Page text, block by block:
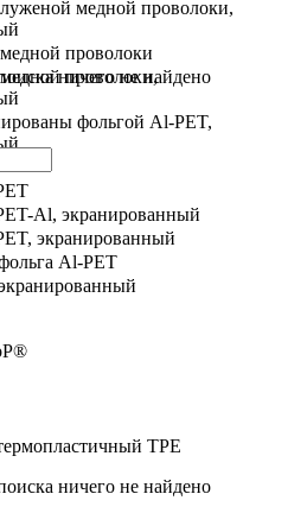
луженой медной проволоки,
проволоки
проволоки,
фольгой Al-PET,
Al, экранированный
экранированный
Al-PET
ничего не найдено
TPE
ничего не найдено